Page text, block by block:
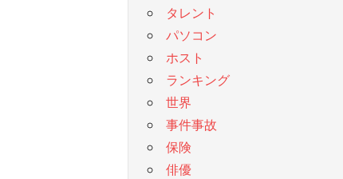
タレント
パソコン
ホスト
ランキング
世界
事件事故
保険
俳優